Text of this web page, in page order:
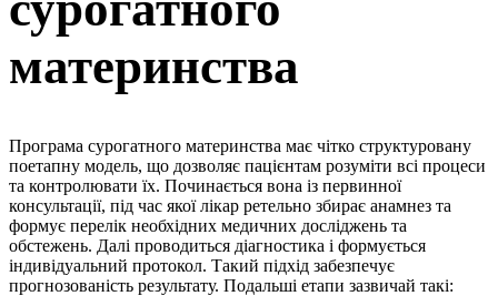
материнства
Програма сурогатного материнства має чітко структуровану
поетапну модель, що дозволяє пацієнтам розуміти всі процеси
та контролювати їх. Починається вона із первинної
консультації, під час якої лікар ретельно збирає анамнез та
формує перелік необхідних медичних досліджень та
обстежень. Далі проводиться діагностика і формується
індивідуальний протокол. Такий підхід забезпечує
прогнозованість результату. Подальші етапи зазвичай такі: